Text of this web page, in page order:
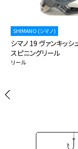
SHIMANO (シマノ)
シマノ 19 ヴァンキッシ
スピニングリール
リール